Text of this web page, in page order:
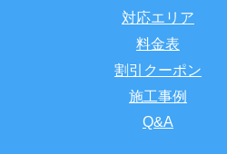
対応エリア
料金表
割引クーポン
施工事例
Q&A